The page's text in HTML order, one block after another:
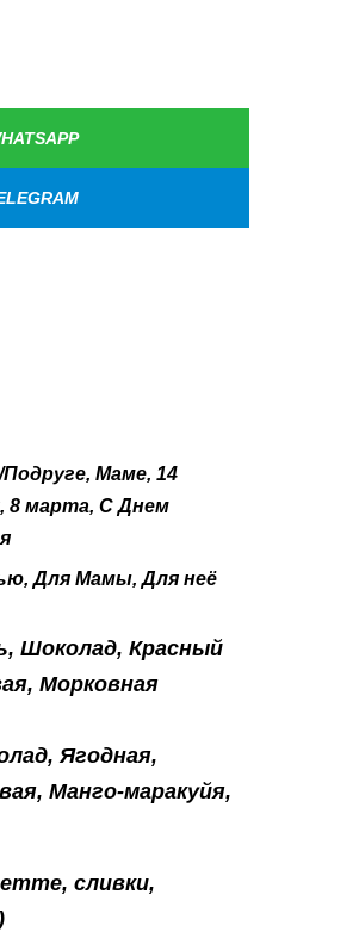
Маме, 14
8 марта, С Днем
Для Мамы, Для неё
Шоколад, Красный
Морковная
Ягодная,
Манго-маракуйя,
сливки,